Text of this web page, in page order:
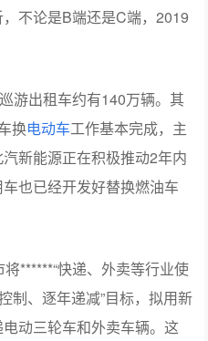
不论是B端还是C端，2019
游出租车约有140万辆。其
换电动车工作基本完成，主
汽新能源正在积极推动2年内
也已经开发好替换燃油车
******“快递、外卖等行业使
制、逐年递减”目标，拟用新
动三轮车和外卖车辆。这